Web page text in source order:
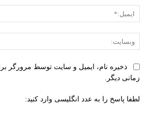
ذخیره نام، ایمیل و سایت توسط مرورگر
زمانی دیگر.
لطفا پاسخ را به عدد انگلیسی وارد کنید: